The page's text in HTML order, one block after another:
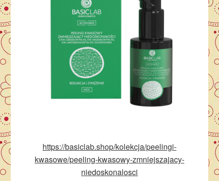
https://basiclab.shop/kolekcja/peelingi-
kwasowe/peeling-kwasowy-zmniejszajacy-
niedoskonalosci